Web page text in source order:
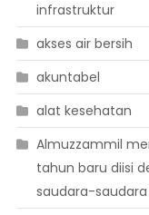
infrastruktur
akses air bersih
akuntabel
alat kesehatan
Almuzzammil
tahun baru diisi
saudara-